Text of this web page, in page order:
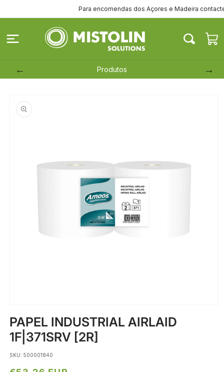
conteúdo
Para encomendas dos Açores e Madeira contacte-
Produtos
informação
conteúdo
multimédia
1
em
PAPEL INDUSTRIAL AIRLAID
1F|371SRV [2R]
SKU: 500001840